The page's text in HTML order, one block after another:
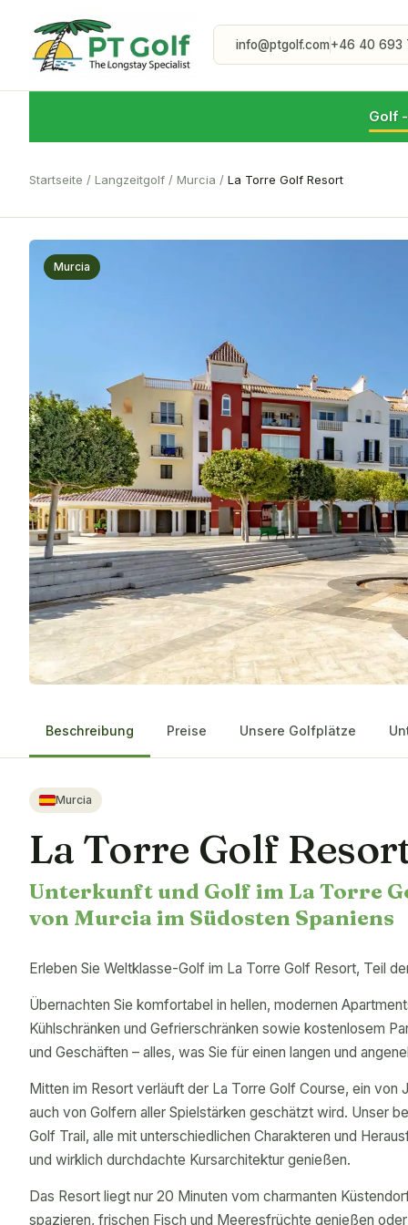
info@ptgolf.com+46 40 693
Golf
Startseite / Langzeitgolf / Murcia / La Torre Golf Resort
Murcia
Beschreibung Preise Unsere Golfplätze
Murcia
La Torre Golf
Unterkunft und Golf im La Torre
von Murcia im Südosten Spaniens
Erleben Sie Weltklasse-Golf im La Torre Golf Resort, Teil
Übernachten Sie komfortabel in hellen, modernen
Kühlschränken und Gefrierschränken sowie kostenlosem
und Geschäften – alles, was Sie für einen langen und
Mitten im Resort verläuft der La Torre Golf Course, ein
auch von Golfern aller Spielstärken geschätzt wird. Unser
Golf Trail, alle mit unterschiedlichen Charakteren und
und wirklich durchdachte Kursarchitektur genießen.
Das Resort liegt nur 20 Minuten vom charmanten
spazieren, frischen Fisch und Meeresfrüchte genießen